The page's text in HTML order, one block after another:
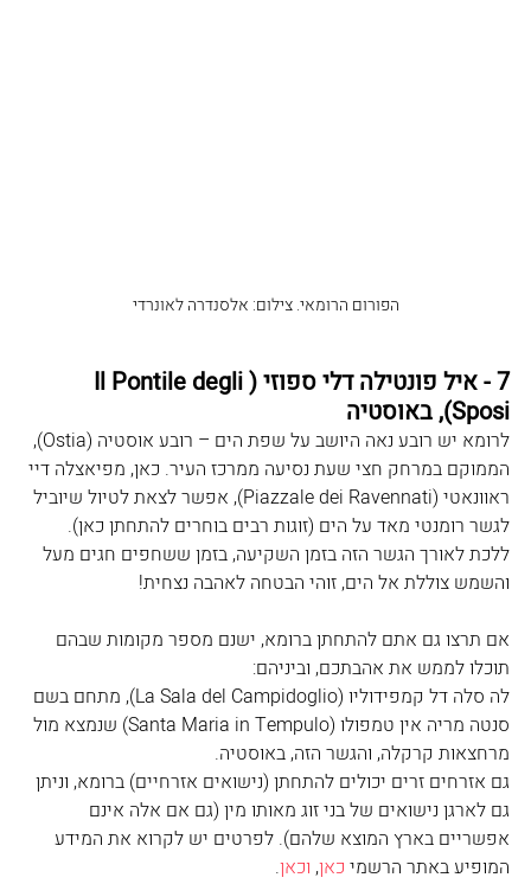
הפורום הרומאי. צילום: אלסנדרה לאונרדי
7 - איל פונטילה דלי ספוזי (Il Pontile degli
Sposi), באוסטיה
לרומא יש רובע נאה היושב על שפת הים – רובע אוסטיה (Ostia),
הממוקם במרחק חצי שעת נסיעה ממרכז העיר. כאן, מפיאצלה דיי
ראוונאטי (Piazzale dei Ravennati), אפשר לצאת לטיול שיוביל
לגשר רומנטי מאד על הים (זוגות רבים בוחרים להתחתן כאן).
ללכת לאורך הגשר הזה בזמן השקיעה, בזמן ששחפים חגים מעל
והשמש צוללת אל הים, זוהי הבטחה לאהבה נצחית!
אם תרצו גם אתם להתחתן ברומא, ישנם מספר מקומות שבהם
תוכלו לממש את אהבתכם, וביניהם:
לה סלה דל קמפידוליו (La Sala del Campidoglio), מתחם בשם
סנטה מריה אין טמפולו (Santa Maria in Tempulo) שנמצא מול
מרחצאות קרקלה, והגשר הזה, באוסטיה.
גם אזרחים זרים יכולים להתחתן (נישואים אזרחיים) ברומא, וניתן
גם לארגן נישואים של בני זוג מאותו מין (גם אם אלה אינם
אפשריים בארץ המוצא שלהם). לפרטים יש לקרוא את המידע
המופיע באתר הרשמי כאן, וכאן.